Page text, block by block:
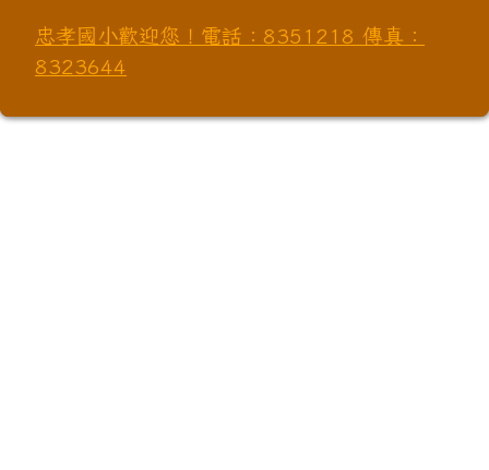
忠孝國小歡迎您！電話：8351218 傳真：
8323644